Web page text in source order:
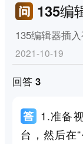
135编
135编辑器插
2021-10-19
回答 3
1.准备
台，然后在